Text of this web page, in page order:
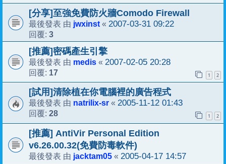
[分享]至強免費防火牆Comodo Firewall
最後發表 由 jwxinst « 2007-03-31 09:22
回覆: 3
[推薦]密碼產生引擎
最後發表 由 medis « 2007-02-05 20:28
回覆: 17 1 2
[試用]清除植在你電腦裡的廣告程式
最後發表 由 natrilix-sr « 2005-11-12 01:43
回覆: 28 1 2
[推薦] AntiVir Personal Edition
v6.26.00.32(免費防毒軟件)
最後發表 由 jacktam05 « 2005-04-17 14:57